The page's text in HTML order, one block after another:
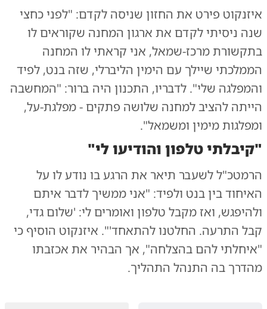
איזנקוט פירט את החזון שניסה לקדם: "לפני כחצי
שנה ניסיתי לקדם את ארגון המחנה שקוראים לו
בתקשורת מרכז-שמאל, אני קראתי לו המחנה
הממלכתי שיילך עם הימין הליברלי, שזה בנט, לפיד
והמפלגה שלי". לדבריו, התכנון היה ברור: "המחשבה
הייתה להציב למחנה שלושה פתקים - מפלגת-על,
ומפלגות מימין ומשמאל".
"קיבלתי טלפון והודיעו לי"
הרמטכ"ל לשעבר תיאר את הרגע בו נודע לו על
האיחוד בין בנט ולפיד: "אני ממשיך לדבר איתם
ולהיפגש, ואז מקבל טלפון ואומרים לי: 'שלום גדי,
קבל התרעה. החלטנו להתאחד'". איזנקוט הוסיף כי
"איחלתי להם בהצלחה", אך הבהיר את אכזבתו
מהדרך בה התנהל התהליך.